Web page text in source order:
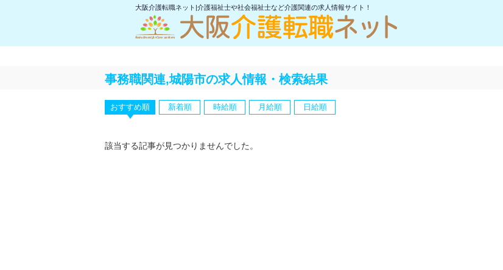
大阪介護転職ネット|介護福祉士や社会福祉士など介護関連の求人情報サイト！
事務職関連,城陽市の求人情報・検索結果
おすすめ順 新着順 時給順 月給順 日給順
該当する記事が見つかりませんでした。